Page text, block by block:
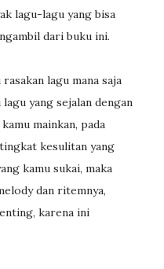
lagu-lagu yang bisa
dari buku ini.
lagu mana saja
yang sejalan dengan
mainkan, pada
kesulitan yang
kamu sukai, maka
dan ritemnya,
karena ini